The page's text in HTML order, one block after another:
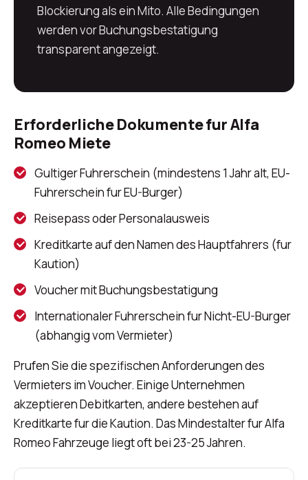
Blockierung als ein Mito. Alle Bedingungen
werden vor Buchungsbestatigung
transparent angezeigt.
Erforderliche Dokumente fur Alfa
Romeo Miete
Gultiger Fuhrerschein (mindestens 1 Jahr alt, EU-
Fuhrerschein fur EU-Burger)
Reisepass oder Personalausweis
Kreditkarte auf den Namen des Hauptfahrers (fur
Kaution)
Voucher mit Buchungsbestatigung
Internationaler Fuhrerschein fur Nicht-EU-Burger
(abhangig vom Vermieter)
Prufen Sie die spezifischen Anforderungen des
Vermieters im Voucher. Einige Unternehmen
akzeptieren Debitkarten, andere bestehen auf
Kreditkarte fur die Kaution. Das Mindestalter fur Alfa
Romeo Fahrzeuge liegt oft bei 23-25 Jahren.